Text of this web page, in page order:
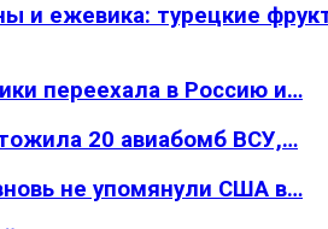
и ежевика: турецкие
переехала в Россию и…
20 авиабомб ВСУ,…
не упомянули США в…